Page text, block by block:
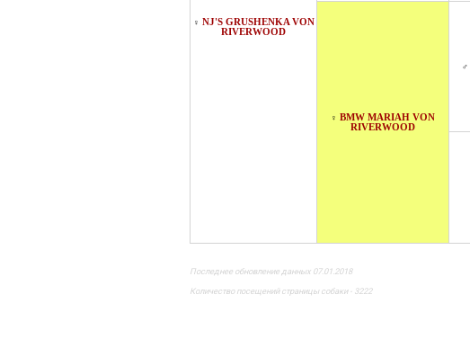
♀ NJ'S GRUSHENKA VON
RIVERWOOD
♀ BMW MARIAH VON
RIVERWOOD
♂
Последнее обновление данных 07.01.2018
Количество посещений страницы собаки - 3222